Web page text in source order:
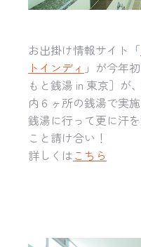
お出掛け情報サイト「
トインディ 」 が今年
もと銭湯 in 東京］が
内６ヶ所の銭湯で実
銭湯に行って更に汗を
こと請け合い！
詳しくはこちら